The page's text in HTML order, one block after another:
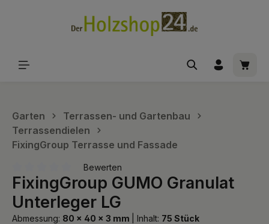
Garten
Terrassen- und Gartenbau
Terrassendielen
FixingGroup Terrasse und Fassade
Durchschnittliche Bewertung von 0 von 5 Sternen
Bewerten
FixingGroup GUMO Granulat
Unterleger LG
Abmessung: 80 x 40 x 3 mm Inhalt: 75 Stück